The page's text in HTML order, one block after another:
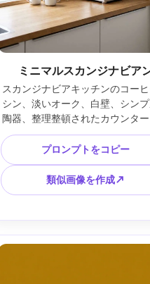
ミニマルスカンジナビア
スカンジナビアキッチンのコー
シン、淡いオーク、白壁、シン
陶器、整理整頓されたカウンター
プ、柔らかな拡散日光、広い空
成、Canon EOS R6、35mm、f/4
リーンでニュートラルなトーン
トリアリスティック --ar 4:5
プロンプトをコピー
類似画像を作成↗